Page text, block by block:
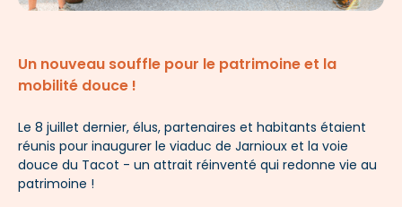
Un nouveau souffle pour le patrimoine et la
mobilité douce !
Le 8 juillet dernier, élus, partenaires et habitants étaient
réunis pour inaugurer le viaduc de Jarnioux et la voie
douce du Tacot - un attrait réinventé qui redonne vie au
patrimoine !